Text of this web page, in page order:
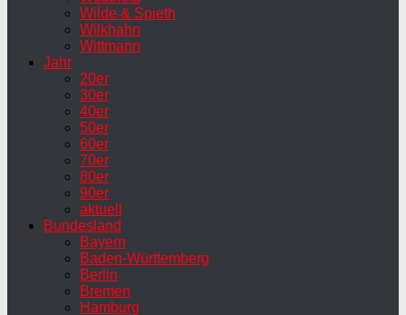
Wilde & Spieth
Wilkhahn
Wittmann
Jahr
20er
30er
40er
50er
60er
70er
80er
90er
aktuell
Bundesland
Bayern
Baden-Württemberg
Berlin
Bremen
Hamburg